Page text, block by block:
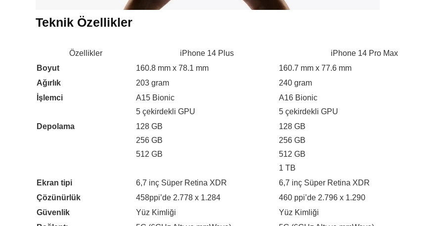
Teknik Özellikler
Özellikler iPhone 14 Plus
iPhone 14 Pro Max
Boyut
160.8 mm x 78.1 mm
160.7 mm x 77.6 mm
Ağırlık
203 gram
240 gram
İşlemci
A15 Bionic
5 çekirdekli GPU
A16 Bionic
5 çekirdekli GPU
Depolama
128 GB
256 GB
512 GB
128 GB
256 GB
512 GB
1 TB
Ekran tipi
6,7 inç Süper Retina XDR
6,7 inç Süper Retina XDR
Çözünürlük
458ppi’de 2.778 x 1.284
460 ppi’de 2.796 x 1.290
Güvenlik
Yüz Kimliği
Yüz Kimliği